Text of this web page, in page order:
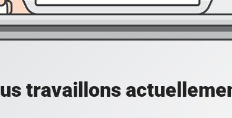
travaillons